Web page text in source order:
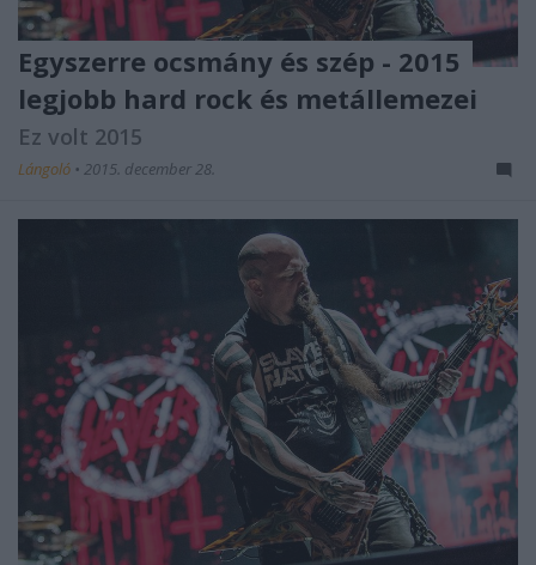
Egyszerre ocsmány és szép - 2015
legjobb hard rock és metállemezei
Ez volt 2015
Lángoló • 2015. december 28.